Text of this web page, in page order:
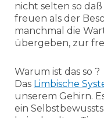
nicht selten so
freuen als der
manchmal die
übergeben, zur
Warum ist das so ?
Das Limbische
unserem Gehirn.
ein